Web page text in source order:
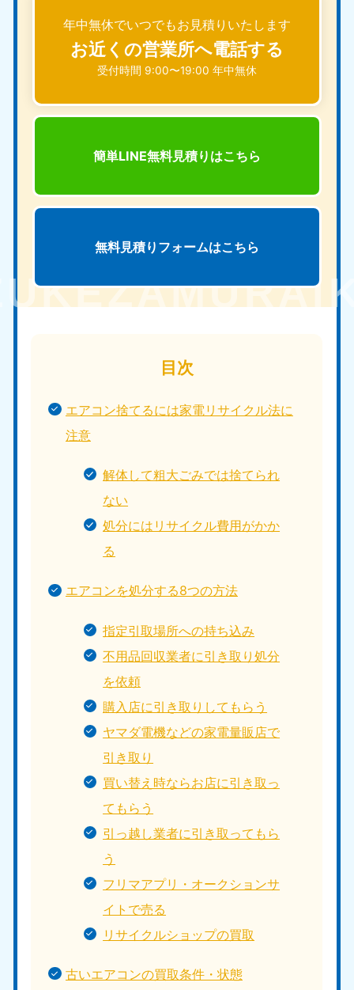
年中無休でいつでもお見積りいたします
お近くの営業所へ電話する
受付時間 9:00〜19:00 年中無休
簡単LINE無料見積りはこちら
無料見積りフォームはこちら
目次
エアコン捨てるには家電リサイクル法に
注意
解体して粗大ごみでは捨てられ
ない
処分にはリサイクル費用がかか
る
エアコンを処分する8つの方法
指定引取場所への持ち込み
不用品回収業者に引き取り処分
を依頼
購入店に引き取りしてもらう
ヤマダ電機などの家電量販店で
引き取り
買い替え時ならお店に引き取っ
てもらう
引っ越し業者に引き取ってもら
う
フリマアプリ・オークションサ
イトで売る
リサイクルショップの買取
古いエアコンの買取条件・状態